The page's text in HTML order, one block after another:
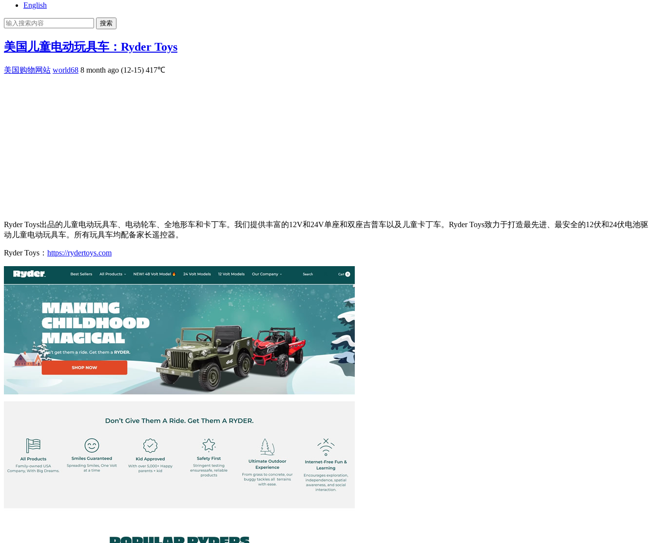
English
搜索
美国儿童电动玩具车：Ryder Toys
美国购物网站 world68 8 month ago (12-15) 417℃
Ryder Toys出品的儿童电动玩具车、电动轮车、全地形车和卡丁车。我们提供丰富的12V和24V单座和双座吉普车以及儿童卡丁车。Ryder Toys致力于打造最先进、最安全的12伏和24伏电池驱
动儿童电动玩具车。所有玩具车均配备家长遥控器。
Ryder Toys： https://rydertoys.com